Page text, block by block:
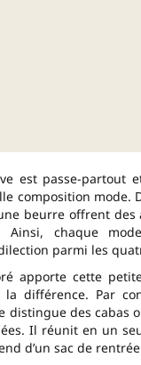
est passe-partout
composition mode.
beurre offrent des
Ainsi, chaque
parmi les
apporte cette
différence. Par
distingue des cabas
Il réunit en un
d’un sac de